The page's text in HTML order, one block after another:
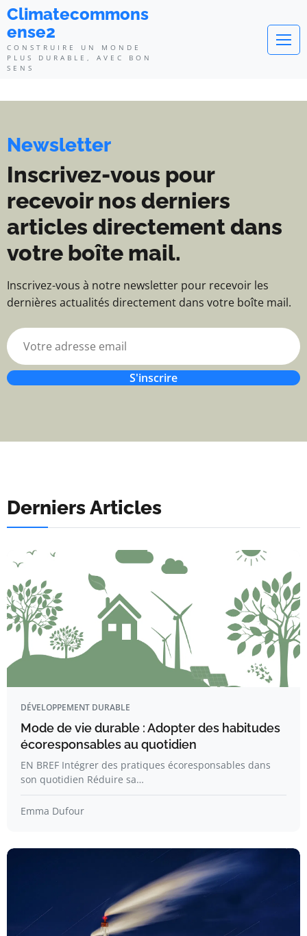
Climatecommonsense2 -
Climatecommons
ense2
CONSTRUIRE UN MONDE
PLUS DURABLE, AVEC BON
SENS
Newsletter
Inscrivez-vous pour
recevoir nos derniers
articles directement dans
votre boîte mail.
Inscrivez-vous à notre newsletter pour recevoir les
dernières actualités directement dans votre boîte mail.
S'inscrire
Derniers Articles
DÉVELOPPEMENT DURABLE
Mode de vie durable : Adopter des habitudes
écoresponsables au quotidien
EN BREF Intégrer des pratiques écoresponsables dans
son quotidien Réduire sa…
Emma Dufour